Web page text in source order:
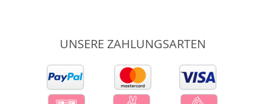
UNSERE ZAHLUNGSARTEN